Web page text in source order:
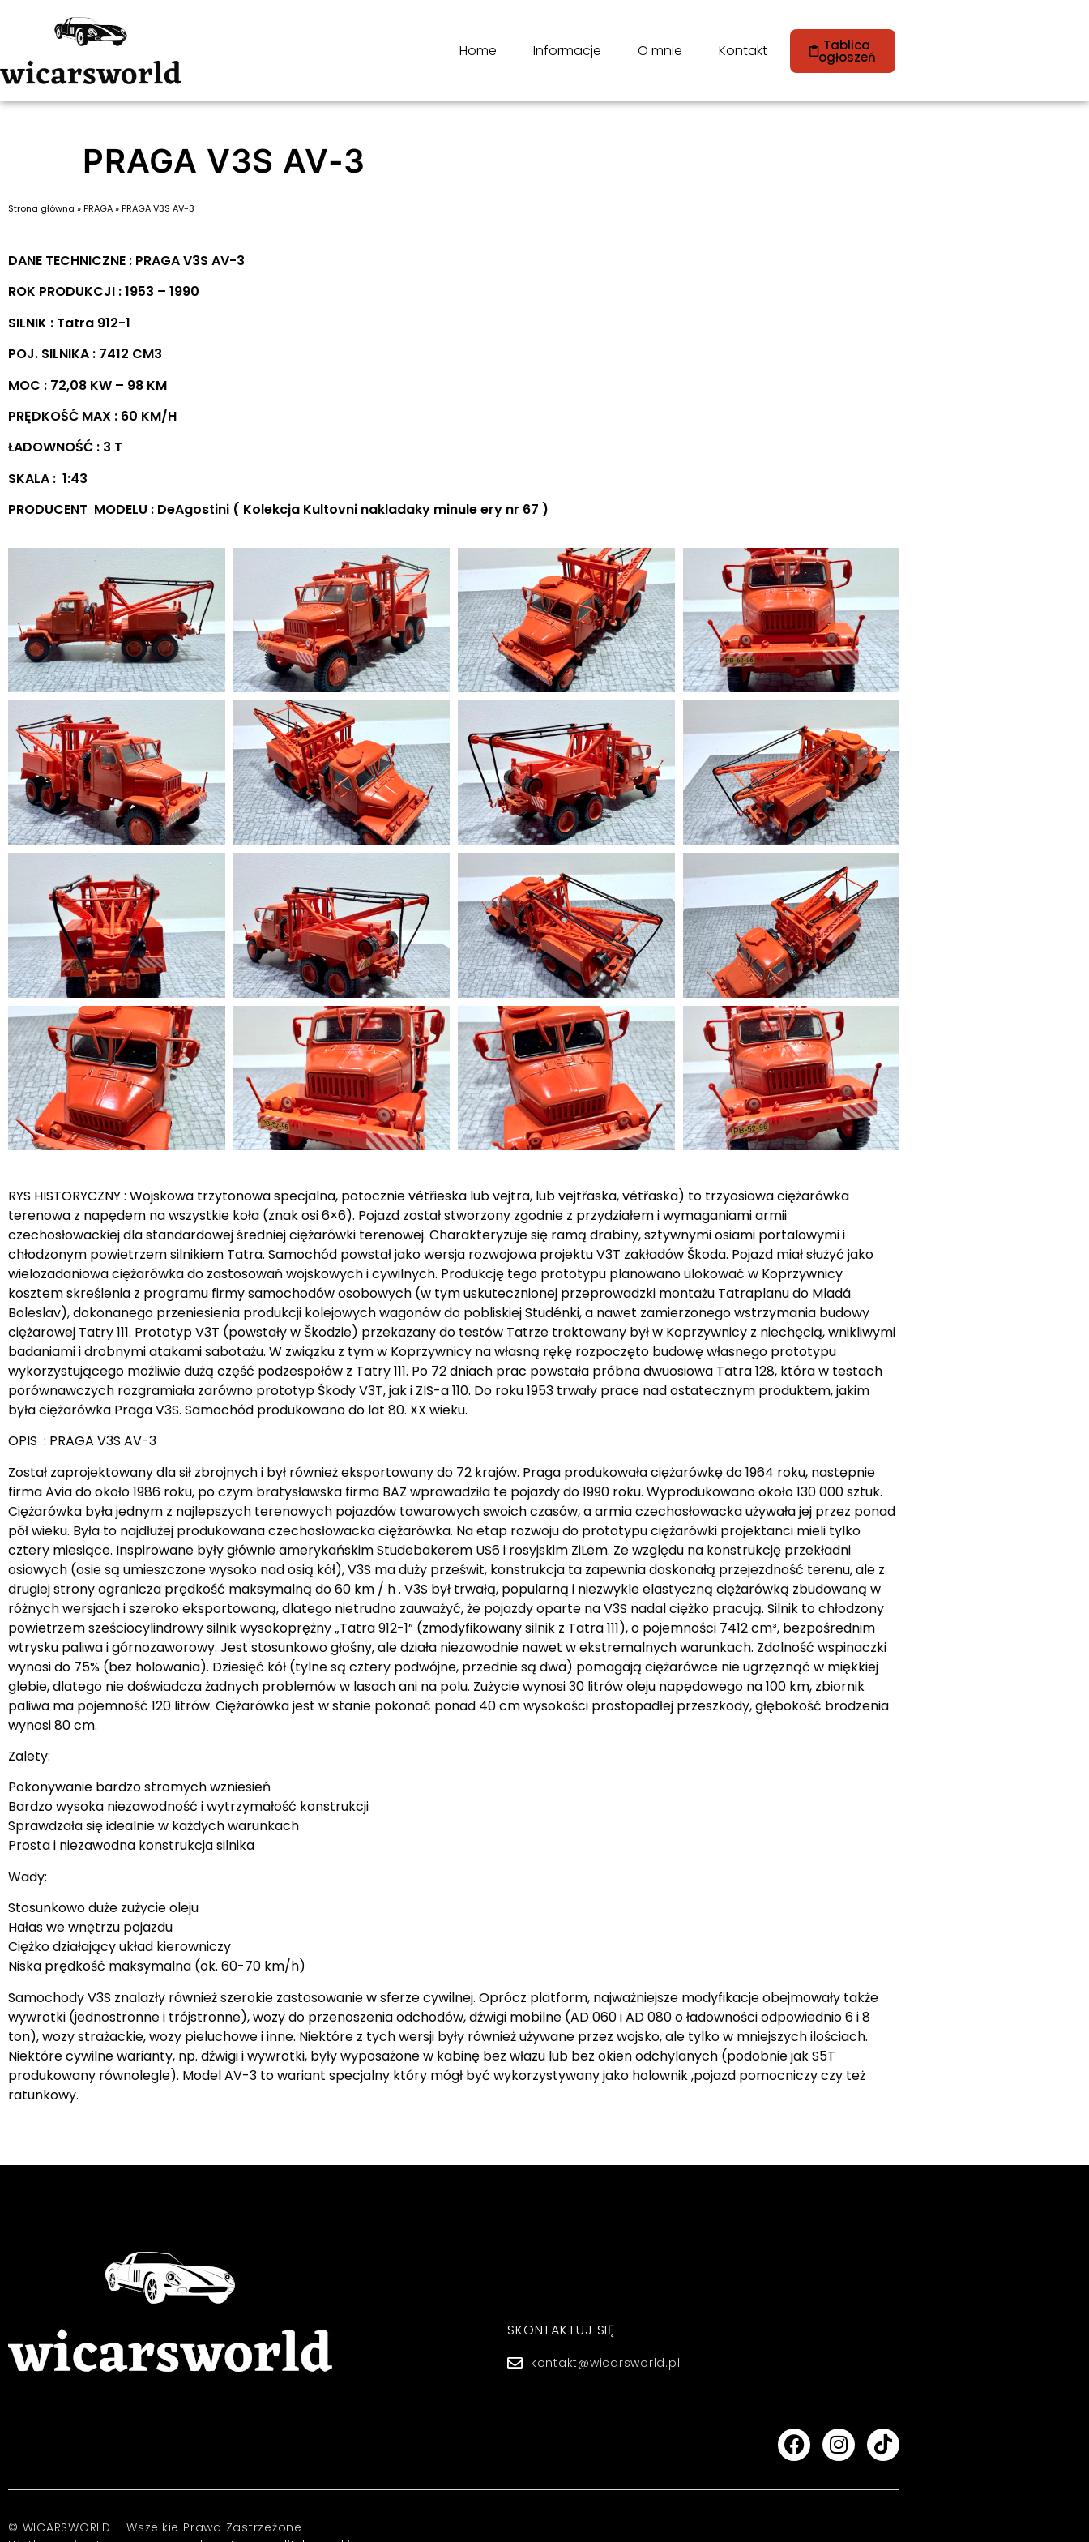
Home Informacje O mnie Kontakt Tablica
ogłoszeń
PRAGA V3S AV-3
Strona główna »PRAGA»PRAGA V3S AV-3
DANE TECHNICZNE : PRAGA V3S AV-3
ROK PRODUKCJI : 1953 – 1990
SILNIK : Tatra 912-1
POJ. SILNIKA : 7412 CM3
MOC : 72,08 KW – 98 KM
PRĘDKOŚĆ MAX : 60 KM/H
ŁADOWNOŚĆ : 3 T
SKALA : 1:43
PRODUCENT MODELU : DeAgostini ( Kolekcja Kultovni nakladaky minule ery nr 67 )
RYS HISTORYCZNY : Wojskowa trzytonowa specjalna, potocznie vétřieska lub vejtra, lub vejtřaska, vétřaska) to trzyosiowa ciężarówka
terenowa z napędem na wszystkie koła (znak osi 6×6). Pojazd został stworzony zgodnie z przydziałem i wymaganiami armii
czechosłowackiej dla standardowej średniej ciężarówki terenowej. Charakteryzuje się ramą drabiny, sztywnymi osiami portalowymi i
chłodzonym powietrzem silnikiem Tatra. Samochód powstał jako wersja rozwojowa projektu V3T zakładów Škoda. Pojazd miał służyć jako
wielozadaniowa ciężarówka do zastosowań wojskowych i cywilnych. Produkcję tego prototypu planowano ulokować w Koprzywnicy
kosztem skreślenia z programu firmy samochodów osobowych (w tym uskutecznionej przeprowadzki montażu Tatraplanu do Mladá
Boleslav), dokonanego przeniesienia produkcji kolejowych wagonów do pobliskiej Studénki, a nawet zamierzonego wstrzymania budowy
ciężarowej Tatry 111. Prototyp V3T (powstały w Škodzie) przekazany do testów Tatrze traktowany był w Koprzywnicy z niechęcią, wnikliwymi
badaniami i drobnymi atakami sabotażu. W związku z tym w Koprzywnicy na własną rękę rozpoczęto budowę własnego prototypu
wykorzystującego możliwie dużą część podzespołów z Tatry 111. Po 72 dniach prac powstała próbna dwuosiowa Tatra 128, która w testach
porównawczych rozgramiała zarówno prototyp Škody V3T, jak i ZIS-a 110. Do roku 1953 trwały prace nad ostatecznym produktem, jakim
była ciężarówka Praga V3S. Samochód produkowano do lat 80. XX wieku.
OPIS : PRAGA V3S AV-3
Został zaprojektowany dla sił zbrojnych i był również eksportowany do 72 krajów. Praga produkowała ciężarówkę do 1964 roku, następnie
firma Avia do około 1986 roku, po czym bratysławska firma BAZ wprowadziła te pojazdy do 1990 roku. Wyprodukowano około 130 000 sztuk.
Ciężarówka była jednym z najlepszych terenowych pojazdów towarowych swoich czasów, a armia czechosłowacka używała jej przez ponad
pół wieku. Była to najdłużej produkowana czechosłowacka ciężarówka. Na etap rozwoju do prototypu ciężarówki projektanci mieli tylko
cztery miesiące. Inspirowane były głównie amerykańskim Studebakerem US6 i rosyjskim ZiLem. Ze względu na konstrukcję przekładni
osiowych (osie są umieszczone wysoko nad osią kół), V3S ma duży prześwit, konstrukcja ta zapewnia doskonałą przejezdność terenu, ale z
drugiej strony ogranicza prędkość maksymalną do 60 km / h . V3S był trwałą, popularną i niezwykle elastyczną ciężarówką zbudowaną w
różnych wersjach i szeroko eksportowaną, dlatego nietrudno zauważyć, że pojazdy oparte na V3S nadal ciężko pracują. Silnik to chłodzony
powietrzem sześciocylindrowy silnik wysokoprężny „Tatra 912-1” (zmodyfikowany silnik z Tatra 111), o pojemności 7412 cm³, bezpośrednim
wtrysku paliwa i górnozaworowy. Jest stosunkowo głośny, ale działa niezawodnie nawet w ekstremalnych warunkach. Zdolność wspinaczki
wynosi do 75% (bez holowania). Dziesięć kół (tylne są cztery podwójne, przednie są dwa) pomagają ciężarówce nie ugrzęznąć w miękkiej
glebie, dlatego nie doświadcza żadnych problemów w lasach ani na polu. Zużycie wynosi 30 litrów oleju napędowego na 100 km, zbiornik
paliwa ma pojemność 120 litrów. Ciężarówka jest w stanie pokonać ponad 40 cm wysokości prostopadłej przeszkody, głębokość brodzenia
wynosi 80 cm.
Zalety:
Pokonywanie bardzo stromych wzniesień
Bardzo wysoka niezawodność i wytrzymałość konstrukcji
Sprawdzała się idealnie w każdych warunkach
Prosta i niezawodna konstrukcja silnika
Wady:
Stosunkowo duże zużycie oleju
Hałas we wnętrzu pojazdu
Ciężko działający układ kierowniczy
Niska prędkość maksymalna (ok. 60-70 km/h)
Samochody V3S znalazły również szerokie zastosowanie w sferze cywilnej. Oprócz platform, najważniejsze modyfikacje obejmowały także
wywrotki (jednostronne i trójstronne), wozy do przenoszenia odchodów, dźwigi mobilne (AD 060 i AD 080 o ładowności odpowiednio 6 i 8
ton), wozy strażackie, wozy pieluchowe i inne. Niektóre z tych wersji były również używane przez wojsko, ale tylko w mniejszych ilościach.
Niektóre cywilne warianty, np. dźwigi i wywrotki, były wyposażone w kabinę bez włazu lub bez okien odchylanych (podobnie jak S5T
produkowany równolegle). Model AV-3 to wariant specjalny który mógł być wykorzystywany jako holownik ,pojazd pomocniczy czy też
ratunkowy.
SKONTAKTUJ SIĘ
kontakt@wicarsworld.pl
© WICARSWORLD – Wszelkie Prawa Zastrzeżone